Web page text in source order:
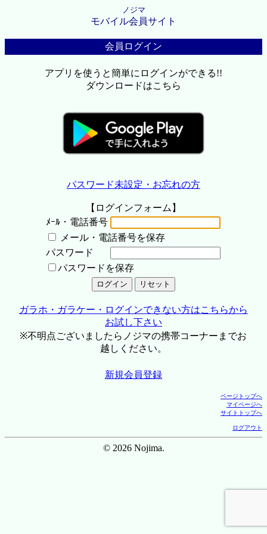
ノジマ
モバイル会員サイト
会員ログイン
アプリを使うと簡単にログインができる!!
ダウンロードはこちら
パスワード未設定・お忘れの方
【ログインフォーム】
ﾒｰﾙ・電話番号
メール・電話番号を保存
パスワード
パスワードを保存
ガラホ・ガラケー・ログインできない方はこちらから
お試し下さい
※不明点ございましたらノジマの携帯コーナーまでお
越しください。
新規会員登録
ページトップへ
マイページへ
サイトトップへ
ログアウト
© 2026 Nojima.